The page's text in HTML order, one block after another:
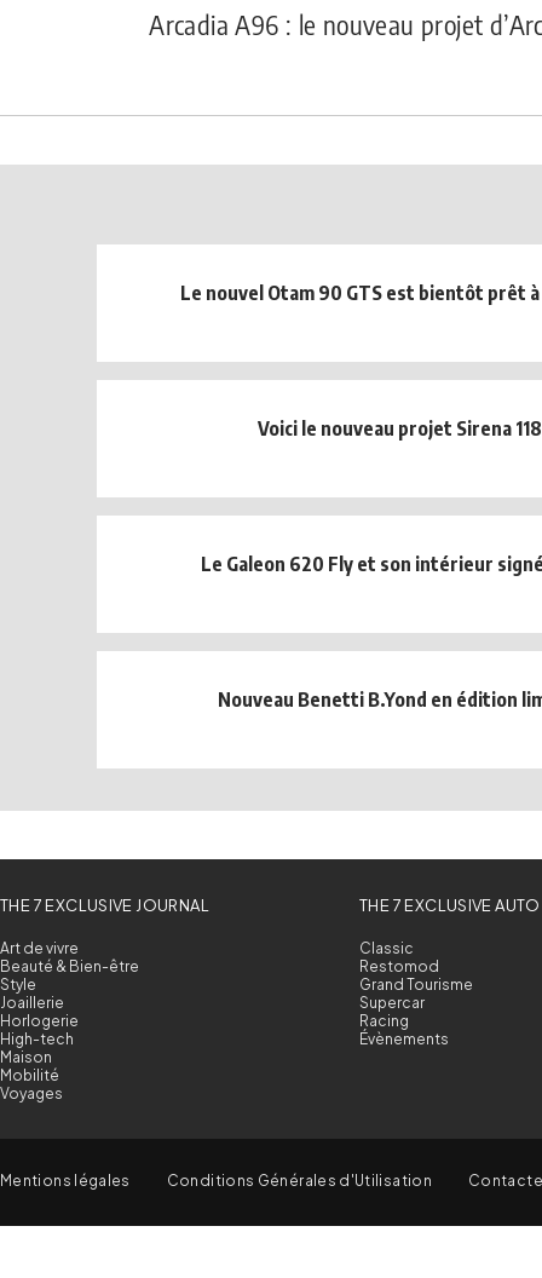
Arcadia A96 : le nouveau projet
Le nouvel Otam 90 GTS est bientôt prêt
Voici le nouveau projet Sirena 118
Le Galeon 620 Fly et son intérieur
Nouveau Benetti B.Yond en édition
THE 7 EXCLUSIVE JOURNAL
Art de vivre
Beauté & Bien-être
Style
Joaillerie
Horlogerie
High-tech
Maison
Mobilité
Voyages
THE 7 EXCLUSIVE AUTO
Classic
Restomod
Grand Tourisme
Supercar
Racing
Évènements
Mentions légales Conditions Générales d'Utilisation